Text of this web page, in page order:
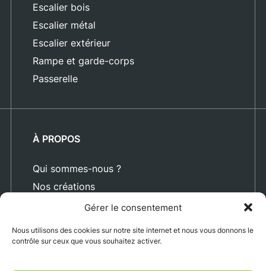
Gérer le consentement
Nous utilisons des cookies sur notre site internet et nous vous donnons le
contrôle sur ceux que vous souhaitez activer.
Escalier bois
Escalier métal
Escalier extérieur
Rampe et garde-corps
Passerelle
À PROPOS
Qui sommes-nous ?
Nos créations
Nous rejoindre